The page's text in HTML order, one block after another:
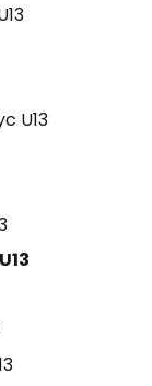
U13